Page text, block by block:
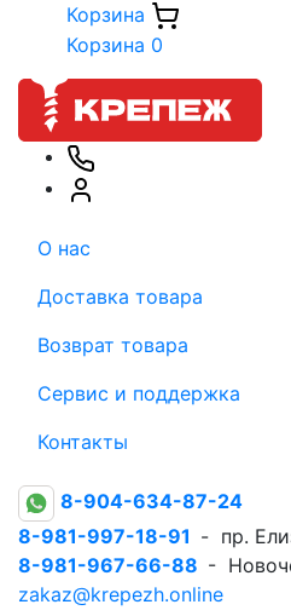
Корзина
Корзина 0
О нас
Доставка товара
Возврат товара
Сервис и поддержка
Контакты
8-904-634-87-24
8-981-997-18-91 - пр.
8-981-967-66-88 -
zakaz@krepezh.online